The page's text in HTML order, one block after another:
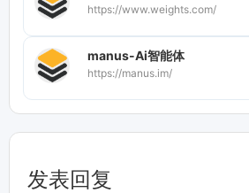
https://www.weights.com/
manus-Ai智能体
https://manus.im/
发表回复